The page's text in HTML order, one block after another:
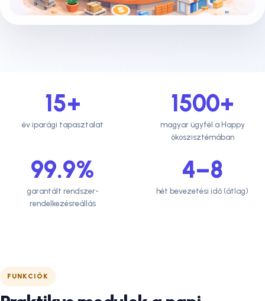
15+
év iparági tapasztalat
1500+
magyar ügyfél a Happy
ökoszisztémában
99.9%
garantált rendszer-
rendelkezésreállás
4–8
hét bevezetési idő (átlag)
FUNKCIÓK